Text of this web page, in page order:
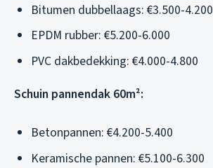
Bitumen dubbellaags: €3.500-4.200
EPDM rubber: €5.200-6.000
PVC dakbedekking: €4.000-4.800
Schuin pannendak 60m²:
Betonpannen: €4.200-5.400
Keramische pannen: €5.100-6.300